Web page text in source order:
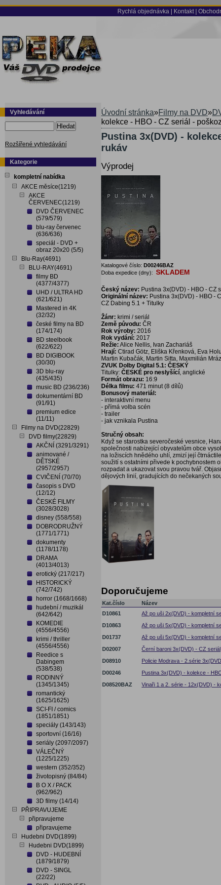
Rychlá objednávka Kontakt
Vyhledávání
Hledat
Rozšířené vyhledávání
Kategorie
kompletní nabídka
AKCE měsíce(1219)
AKCE
ČERVENEC(1219)
DVD ČERVENEC
(579/579)
blu-ray červenec
(636/636)
speciál - DVD +
obraz 20x20 (5/5)
Blu-Ray(4691)
BLU-RAY(4691)
filmy BD
(4377/4377)
UHD / ULTRA HD
(621/621)
Mastered in 4K
(32/32)
české filmy na BD
(174/174)
BD steelbook
(622/622)
BD DIGIBOOK
(30/30)
3D blu-ray
(435/435)
music BD (236/236)
dokumentární BD
(91/91)
premium edice
(11/11)
Filmy na DVD(22829)
DVD filmy(22829)
AKČNÍ (3291/3291)
animované /
DĚTSKÉ
(2957/2957)
CVIČENÍ (70/70)
časopis s DVD
(12/12)
ČESKÉ FILMY
(3028/3028)
disney (558/558)
DOBRODRUŽNÝ
(1771/1771)
dokumenty
(1178/1178)
DRAMA
(4013/4013)
erotický (217/217)
HISTORICKÝ
(742/742)
horror (1668/1668)
hudební / muzikál
(642/642)
KOMEDIE
(4556/4556)
krimi / thriller
(4556/4556)
Reedice s
Dabingem
(538/538)
RODINNÝ
(1345/1345)
romantický
(1625/1625)
SCI-FI / comics
(1851/1851)
speciály (143/143)
sportovní (16/16)
seriály (2097/2097)
VÁLEČNÝ
(1225/1225)
western (352/352)
životopisný (84/84)
B O X / PACK
(962/962)
3D filmy (14/14)
PŘIPRAVUJEME
připravujeme
připravujeme
Hudebni DVD(1899)
Hudebni DVD(1899)
DVD - HUDEBNÍ
(1879/1879)
DVD - SINGL
(22/22)
Úvodní stránka»Filmy na DVD»
kolekce - HBO - CZ seriál -
Pustina 3x(DVD) -
rukáv
Výprodej
Katalogové číslo: D00246BAZ
Doba expedice (dny): SKLADEM
Český název: Pustina 3x(DVD) - HBO - CZ
Originální název: Pustina 3x(DVD) - HBO -
CZ Dabing 5.1 + Titulky
Žánr: krimi / seriál
Země původu: ČR
Rok výroby: 2016
Rok vydání: 2017
Režie: Alice Nellis, Ivan Zachariáš
Hrají: Ctirad Götz, Eliška Křenková, Eva
Martin Kubačák, Martin Sitta, Maxmilián
ZVUK Dolby Digital 5.1: ČESKÝ
Titulky: ČESKÉ pro neslyšící, anglické
Formát obrazu: 16:9
Délka filmu: 471 minut (8 dílů)
Bonusový materiál:
- interaktivní menu
- přímá volba scén
- trailer
- jak vznikala Pustina
Stručný obsah:
Když se starostka severočeské vesnice,
společnosti nabízející obyvatelům obce
na ložiscích hnědého uhlí, zmizí její
soužití s ostatními přivede k pochybnostem
rozpadat a ukazovat svou pravou tvář.
dějových linií, gradujících do nečekaných
Doporučujeme
Kat.číslo
Název
D10861
Až po uši 2x(DVD) - kompletní
D10863
Až po uši 5x(DVD) - kompletní
D01737
Až po uši 5x(DVD) - kompletní
D02007
Černí baroni 3x(DVD) - CZ seriál
D08910
Policie Modrava - 2.série
D00246
Pustina 3x(DVD) - kolekce -
D08520BAZ
Vinaři 1 a 2. série - 12x(DVD) -